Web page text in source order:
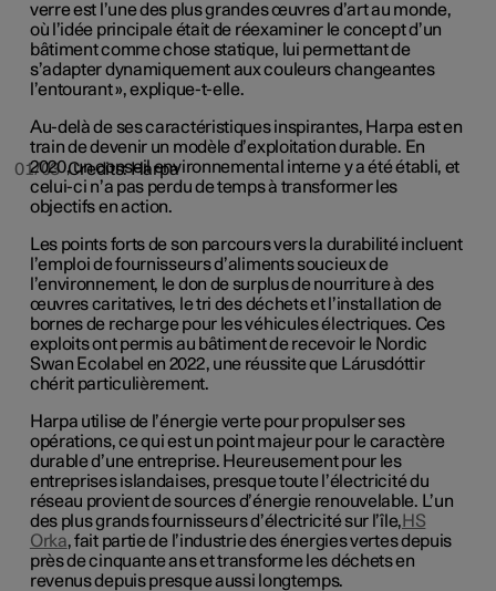
01/03 Credits: Harpa
verre est l’une des plus grandes œuvres d’art au monde,
où l’idée principale était de réexaminer le concept d’un
bâtiment comme chose statique, lui permettant de
s’adapter dynamiquement aux couleurs changeantes
l’entourant », explique-t-elle.
Au-delà de ses caractéristiques inspirantes, Harpa est en
train de devenir un modèle d’exploitation durable. En
2020, un conseil environnemental interne y a été établi, et
celui-ci n’a pas perdu de temps à transformer les
objectifs en action.
Les points forts de son parcours vers la durabilité incluent
l’emploi de fournisseurs d’aliments soucieux de
l’environnement, le don de surplus de nourriture à des
œuvres caritatives, le tri des déchets et l’installation de
bornes de recharge pour les véhicules électriques. Ces
exploits ont permis au bâtiment de recevoir le Nordic
Swan Ecolabel en 2022, une réussite que Lárusdóttir
chérit particulièrement.
Harpa utilise de l’énergie verte pour propulser ses
opérations, ce qui est un point majeur pour le caractère
durable d’une entreprise. Heureusement pour les
entreprises islandaises, presque toute l’électricité du
réseau provient de sources d’énergie renouvelable. L’un
des plus grands fournisseurs d’électricité sur l’île, HS
Orka, fait partie de l’industrie des énergies vertes depuis
près de cinquante ans et transforme les déchets en
revenus depuis presque aussi longtemps.